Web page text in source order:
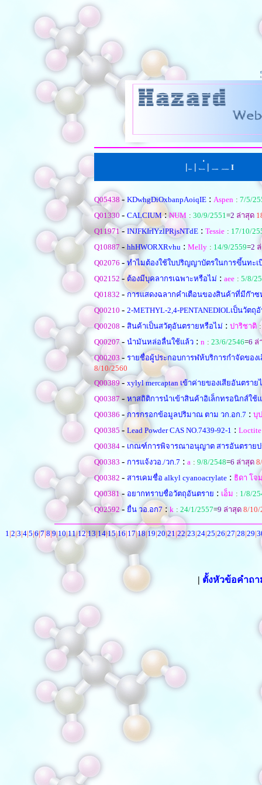
| | ่ | I
Q05438 - KDwhgDiOxbanpAoiqIE : Aspen : 7/5/
Q01330 - CALCIUM:NUM : 30/9/2551=2 ล่าสุด
Q11971- INJFKIrIYzlPRjsNTdE : Tessie : 17/10/
Q10887 -hhHWORXRvhu : Melly : 14/9/2559=2
Q02076 - ทำไมต้องใช้ใบปริญญาบัตรในการฃึ้นทะ
Q02152 - ต้องมีบุคลากรเฉพาะหรือไม่ : aee : 5/8/
Q01832 - การแสดงฉลากคำเตือนของสินค้าที่มีก๊าซ
Q00210 - 2-METHYL-2,4-PENTANEDIOLเป็นวัต
Q00208 - สินค้าเป็นสวัตุอันตรายหรือไม่ : ปาริชาติ
Q00207- นำมันหล่อลื่นใช้แล้ว : n : 23/6/2546=6 ล่
Q00203 - รายชื่อผู้ประกอบการฬห้บริการกำจัดของเ
8/10/2560
Q00389 - xylyl mercaptan เข้าค่ายของเสียอันตรา
Q00387 - หาสถิติการนำเข้าสินค้าอิเล็กทรอนิกส์ใช้
Q00386 - การกรอกข้อมูลปริมาณ ตาม วก.อก.7 : บุ
Q00385 - Lead Powder CAS NO.7439-92-1 : Loctite
Q00384 - เกณฑ์การพิจารณาอนุญาต สารอันตรายป
Q00383 - การแจ้งวอ./วก.7 : a : 9/8/2548=6 ล่าสุด
Q00382 - สารเคมชื่อ alkyl cyanoacrylate : ธิดา โจ
Q00381- อยากทราบชื่อวัตถุอันตราย : เอ็ม : 1/8/
Q02592 - ยื่น วอ.อก7 : k : 24/1/2557=9 ล่าสุด 8/10/
1|2|3|4|5|6|7|8|9|10|11|12|13|14|15|16|17|18|19|20|21|22|23|24|25|26|27|28|29|
| ตั้งหัวข้อคำถ